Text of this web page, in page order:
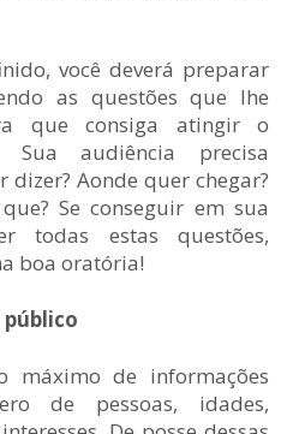
você deverá preparar
as questões que lhe
que consiga atingir o
Sua audiência precisa
Aonde quer chegar?
Se conseguir em sua
todas estas questões,
boa oratória!
público
máximo de informações
de pessoas, idades,